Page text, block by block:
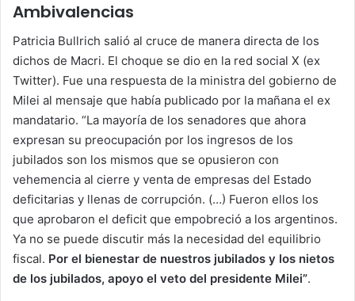
Ambivalencias
Patricia Bullrich salió al cruce de manera directa de los
dichos de Macri. El choque se dio en la red social X (ex
Twitter). Fue una respuesta de la ministra del gobierno de
Milei al mensaje que había publicado por la mañana el ex
mandatario. “La mayoría de los senadores que ahora
expresan su preocupación por los ingresos de los
jubilados son los mismos que se opusieron con
vehemencia al cierre y venta de empresas del Estado
deficitarias y llenas de corrupción. (…) Fueron ellos los
que aprobaron el deficit que empobreció a los argentinos.
Ya no se puede discutir más la necesidad del equilibrio
fiscal. Por el bienestar de nuestros jubilados y los nietos
de los jubilados, apoyo el veto del presidente Milei”.